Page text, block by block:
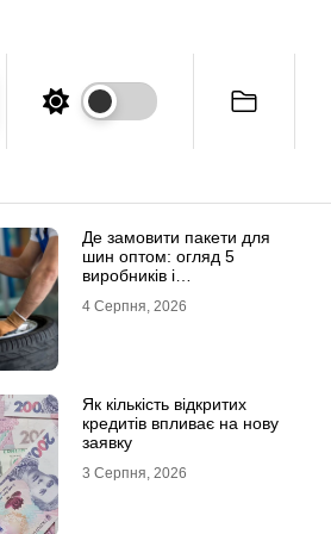
Де замовити пакети для
шин оптом: огляд 5
виробників і
4 Серпня, 2026
Як кількість відкритих
кредитів впливає на нову
заявку
3 Серпня, 2026